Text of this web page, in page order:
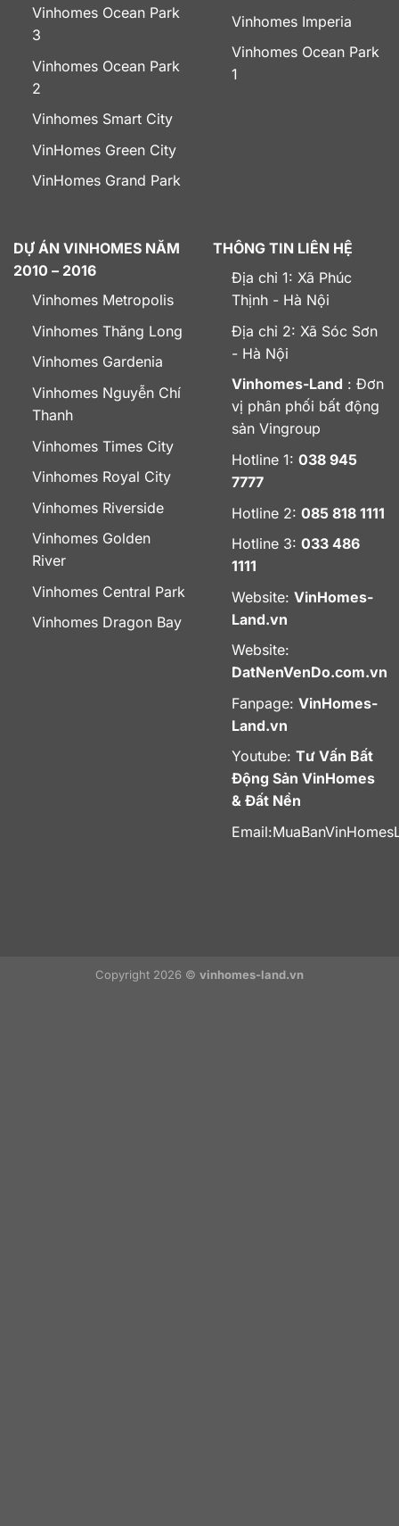
Vinhomes Ocean Park
3
Vinhomes Ocean Park
2
Vinhomes Smart City
VinHomes Green City
VinHomes Grand Park
Vinhomes Imperia
Vinhomes Ocean Park
1
DỰ ÁN VINHOMES NĂM
2010 – 2016
Vinhomes Metropolis
Vinhomes Thăng Long
Vinhomes Gardenia
Vinhomes Nguyễn Chí
Thanh
Vinhomes Times City
Vinhomes Royal City
Vinhomes Riverside
Vinhomes Golden
River
Vinhomes Central Park
Vinhomes Dragon Bay
THÔNG TIN LIÊN HỆ
Địa chỉ 1: Xã Phúc
Thịnh - Hà Nội
Địa chỉ 2: Xã Sóc Sơn
- Hà Nội
Vinhomes-Land : Đơn
vị phân phối bất động
sản Vingroup
Hotline 1: 038 945
7777
Hotline 2: 085 818 1111
Hotline 3: 033 486
1111
Website: VinHomes-
Land.vn
Website:
DatNenVenDo.com.vn
Fanpage: VinHomes-
Land.vn
Youtube: Tư Vấn Bất
Động Sản VinHomes
& Đất Nền
Email:
Copyright 2026 © vinhomes-land.vn